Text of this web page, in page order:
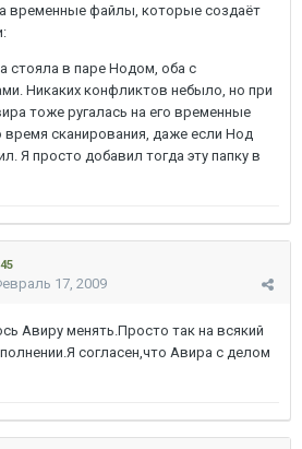
временные файлы, которые создаёт
стояла в паре Нодом, оба с
Никаких конфликтов небыло, но при
тоже ругалась на его временные
сканирования, даже если Нод
Я просто добавил тогда эту папку в
45
17, 2009
Авиру менять.Просто так на всякий
согласен,что Авира с делом